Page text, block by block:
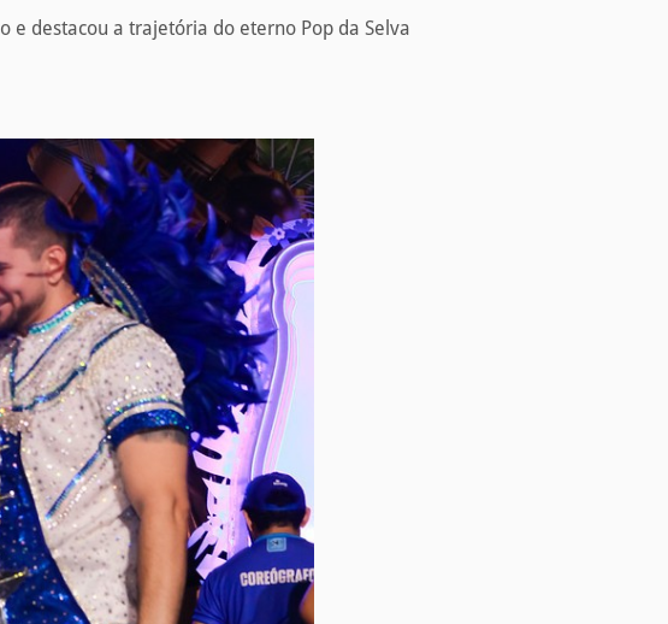
e destacou a trajetória do eterno Pop da Selva